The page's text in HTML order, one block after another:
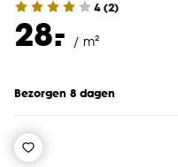
4(2)
28.
- / m²
Bezorgen 8 dagen